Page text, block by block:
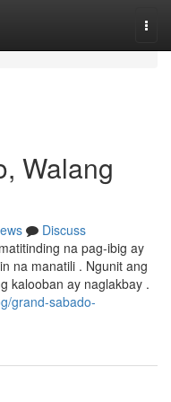
Walang
Discuss
na pag-ibig ay
na manatili . Ngunit ang
kalooban ay naglakbay .
grand-sabado-